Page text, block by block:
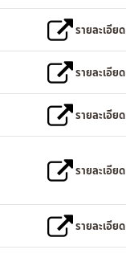
รายละเอียด
รายละเอียด
รายละเอียด
รายละเอียด
รายละเอียด